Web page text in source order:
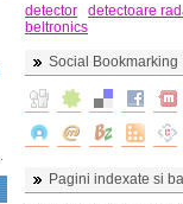
detector
detectoare
beltronics
Social Bookmarking
Pagini indexate si